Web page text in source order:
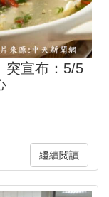
突宣布：5/5
繼續閱讀